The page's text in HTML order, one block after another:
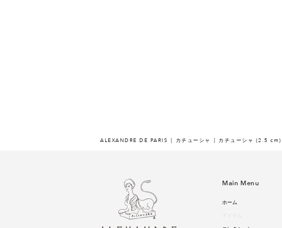
ALEXANDRE DE PARIS カチューシャ カチューシャ (2.5 cm)
Main Menu
ホーム